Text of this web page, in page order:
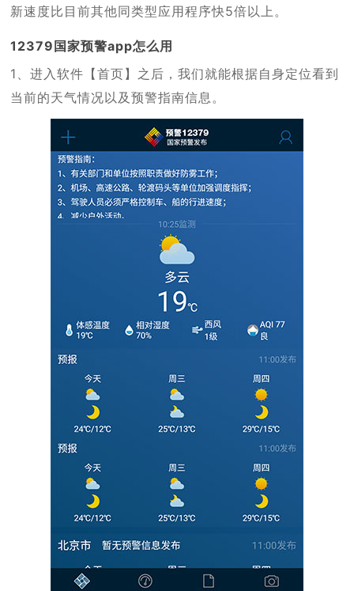
新速度比目前其他同类型应用程序快5倍以上。
12379国家预警app怎么用
1、进入软件【首页】之后，我们就能根据自身定位看到
当前的天气情况以及预警指南信息。